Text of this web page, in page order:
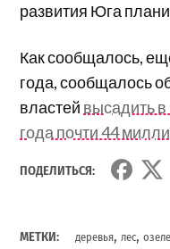
развития Юга
Как сообщалось,
года, сообщалось
властей высадить в
года почти 44
ПОДЕЛИТЬСЯ:
МЕТКИ: деревья,лес,